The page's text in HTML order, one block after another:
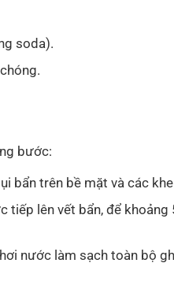
soda).
bước:
bẩn trên bề mặt và các
tiếp lên vết bẩn, để
nước làm sạch toàn bộ